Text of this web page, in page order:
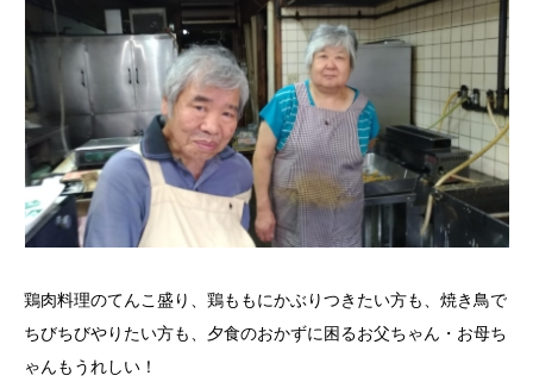
鶏肉料理のてんこ盛り、鶏ももにかぶりつきたい方も、焼き鳥で
ちびちびやりたい方も、夕食のおかずに困るお父ちゃん・お母ち
ゃんもうれしい！